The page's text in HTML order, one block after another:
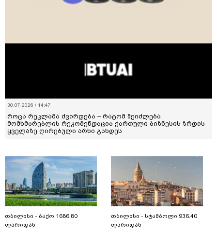
30.07.2026 / 14:47
როცა რეკლამა ძვირდება – რატომ შეიძლება
მომხმარებლის რეკომენდაცია ქართული ბიზნესის ზრდის
ყველაზე ღირებული არხი გახდეს
თბილისი - ბაქო 1686.80
ლარიდან
თბილისი - სტამბოლი 936.40
ლარიდან